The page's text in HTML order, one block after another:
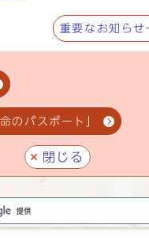
重要なお知らせ
のパスポート」
閉じる